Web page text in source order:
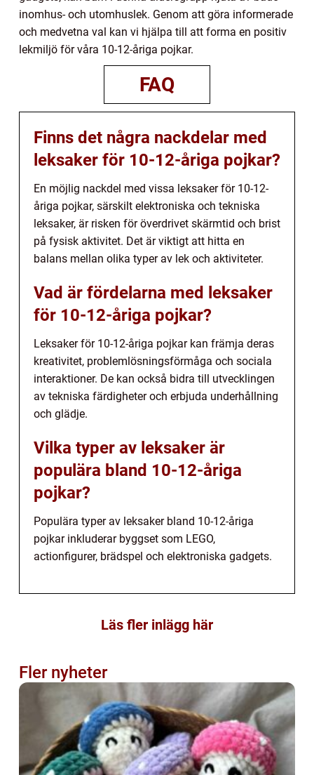
inomhus- och utomhuslek. Genom att göra informerade
och medvetna val kan vi hjälpa till att forma en positiv
lekmiljö för våra 10-12-åriga pojkar.
FAQ
Finns det några nackdelar med
leksaker för 10-12-åriga pojkar?
En möjlig nackdel med vissa leksaker för 10-12-
åriga pojkar, särskilt elektroniska och tekniska
leksaker, är risken för överdrivet skärmtid och brist
på fysisk aktivitet. Det är viktigt att hitta en
balans mellan olika typer av lek och aktiviteter.
Vad är fördelarna med leksaker
för 10-12-åriga pojkar?
Leksaker för 10-12-åriga pojkar kan främja deras
kreativitet, problemlösningsförmåga och sociala
interaktioner. De kan också bidra till utvecklingen
av tekniska färdigheter och erbjuda underhållning
och glädje.
Vilka typer av leksaker är
populära bland 10-12-åriga
pojkar?
Populära typer av leksaker bland 10-12-åriga
pojkar inkluderar byggset som LEGO,
actionfigurer, brädspel och elektroniska gadgets.
Läs fler inlägg här
Fler nyheter